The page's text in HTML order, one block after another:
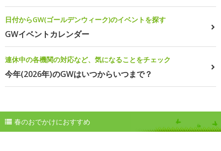
日付からGW(ゴールデンウィーク)のイベントを探す
GWイベントカレンダー
連休中の各機関の対応など、気になることをチェック
今年(2026年)のGWはいつからいつまで？
春のおでかけにおすすめ